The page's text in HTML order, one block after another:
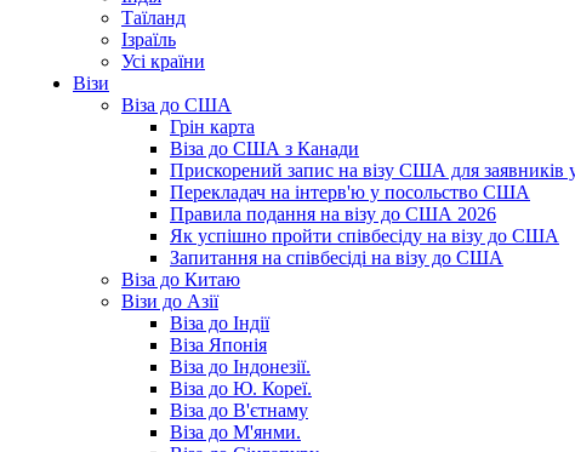
Таїланд
Ізраїль
Усі країни
Візи
Віза до США
Грін карта
Віза до США з Канади
Прискорений запис на візу США для заявників
Перекладач на інтерв'ю у посольство США
Правила подання на візу до США 2026
Як успішно пройти співбесіду на візу до США
Запитання на співбесіді на візу до США
Віза до Китаю
Візи до Азії
Віза до Індії
Віза Японія
Віза до Індонезії.
Віза до Ю. Кореї.
Віза до В'єтнаму
Віза до М'янми.